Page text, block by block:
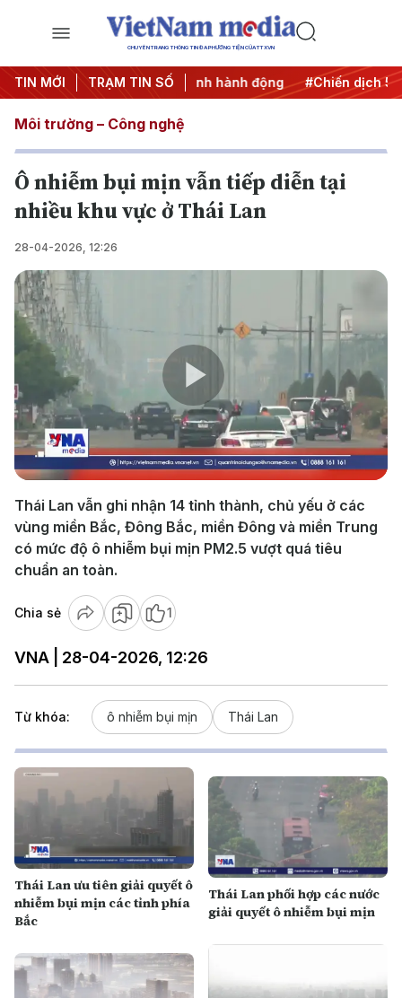
CHUYÊN TRANG THÔNG TIN ĐA PHƯƠNG TIỆN CỦA TTXVN
TIN MỚI TRẠM TIN SỐ
#Đưa Nghị quyết thành hành động #Chiến dịch 500 ngày
Môi trường – Công nghệ
Ô nhiễm bụi mịn vẫn tiếp diễn tại
nhiều khu vực ở Thái Lan
28-04-2026, 12:26
Play
Video
Thái Lan vẫn ghi nhận 14 tỉnh thành, chủ yếu ở các
vùng miền Bắc, Đông Bắc, miền Đông và miền Trung
có mức độ ô nhiễm bụi mịn PM2.5 vượt quá tiêu
chuẩn an toàn.
Chia sẻ 1
VNA | 28-04-2026, 12:26
Từ khóa: ô nhiễm bụi mịn Thái Lan
Thái Lan ưu tiên giải quyết ô
nhiễm bụi mịn các tỉnh phía
Bắc
Thái Lan phối hợp các nước
giải quyết ô nhiễm bụi mịn